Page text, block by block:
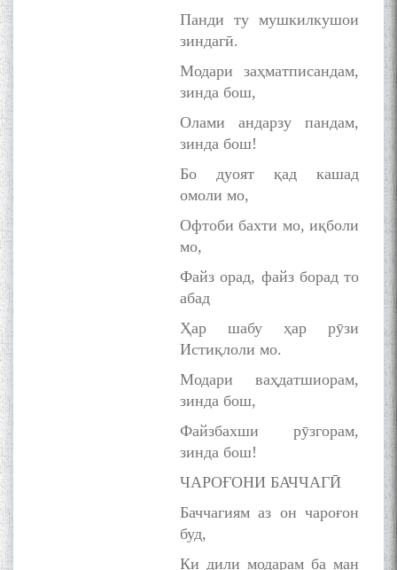
Панди ту мушкилкушои
зиндагӣ.
Модари заҳматписандам,
зинда бош,
Олами андарзу пандам,
зинда бош!
Бо дуоят қад кашад
омоли мо,
Офтоби бахти мо, иқболи
мо,
Файз орад, файз борад то
абад
Ҳар шабу ҳар рӯзи
Истиқлоли мо.
Модари ваҳдатшиорам,
зинда бош,
Файзбахши рӯзгорам,
зинда бош!
ЧАРОҒОНИ БАЧЧАГӢ
Баччагиям аз он чароғон
буд,
Ки дили модарам ба ман
Дар Академияи миллии
илмҳои Тоҷикистон бахшида
ба 100-солагии мунаққиду
адабиётшинос Соҳиб
Табаров ҳамоиши илмӣ-
назариявӣ баргузор гардид.
МАВЛОНО ҶАЛОЛИДДИНИ
МУТАФАККИР ВА ОРИФИ
ЗАБОНУ АДАБИ ТОҶИК
قناعت Mumin Qanoat